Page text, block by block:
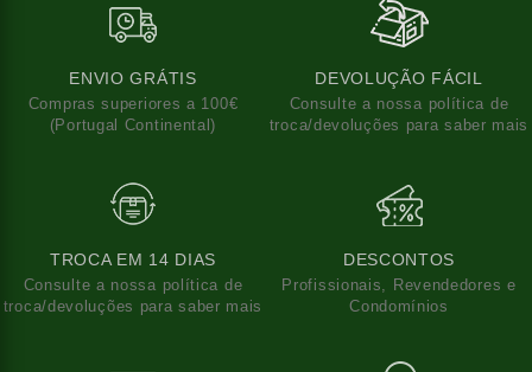
ENVIO GRÁTIS
Compras superiores a 100€
(Portugal Continental)
DEVOLUÇÃO FÁCIL
Consulte a nossa política de
troca/devoluções para saber mais
TROCA EM 14 DIAS
Consulte a nossa política de
troca/devoluções para saber mais
DESCONTOS
Profissionais, Revendedores e
Condomínios